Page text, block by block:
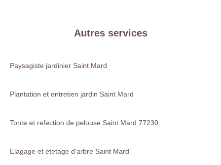
Autres services
Paysagiste jardinier Saint Mard
Plantation et entretien jardin Saint Mard
Tonte et refection de pelouse Saint Mard 77230
Elagage et etetage d'arbre Saint Mard